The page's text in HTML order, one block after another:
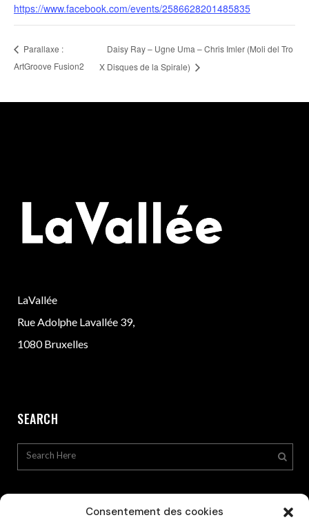
Consentement des cookies
https://www.facebook.com/events/2586628201485835
Parallaxe :
ArtGroove Fusion2
Daisy Ray – Ugne Uma – Chris Imler (Moli del Tro
X Disques de la Spirale)
LaVallée
Rue Adolphe Lavallée 39,
1080 Bruxelles
SEARCH